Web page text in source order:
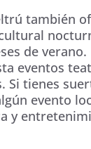
también
de
eventos
Si tienes
evento
y